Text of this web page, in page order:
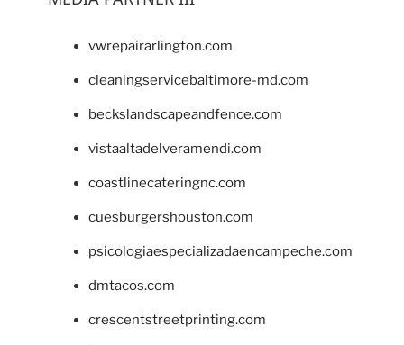
vwrepairarlington.com
cleaningservicebaltimore-md.com
beckslandscapeandfence.com
vistaaltadelveramendi.com
coastlinecateringnc.com
cuesburgershouston.com
psicologiaespecializadaencampeche.com
dmtacos.com
crescentstreetprinting.com